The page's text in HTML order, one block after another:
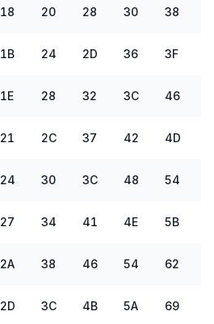
18 20 28 30 38
1B 24 2D 36 3F
1E 28 32 3C 46
21 2C 37 42 4D
24 30 3C 48 54
27 34 41 4E 5B
2A 38 46 54 62
2D 3C 4B 5A 69